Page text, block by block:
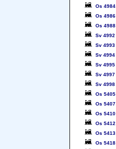
Os 4984
Os 4986
Os 4988
Sv 4992
Sv 4993
Sv 4994
Sv 4995
Sv 4997
Sv 4998
Os 5405
Os 5407
Os 5410
Os 5412
Os 5413
Os 5418